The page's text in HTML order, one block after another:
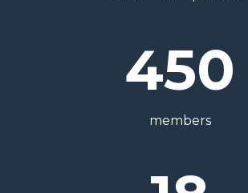
450
members